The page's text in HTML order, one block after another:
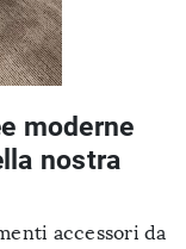
moderne
nostra
accessori da